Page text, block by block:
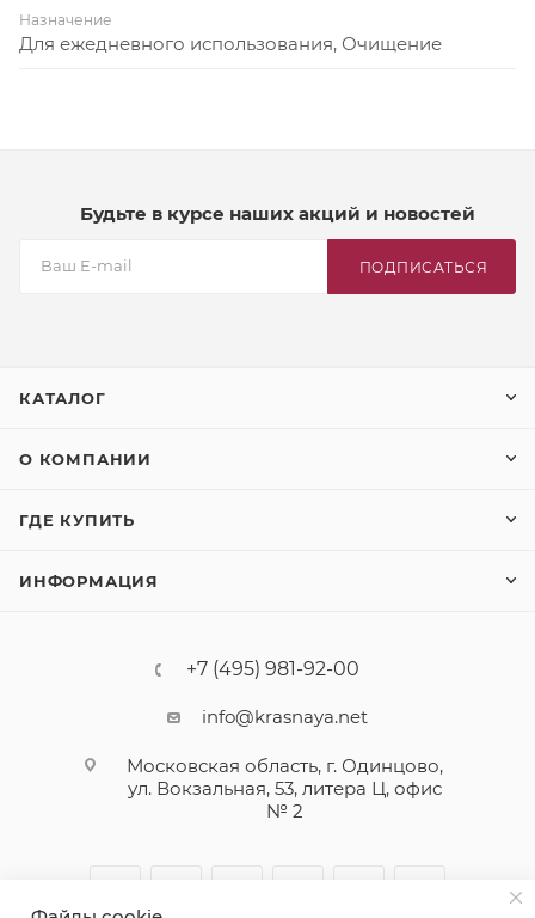
Назначение
Для ежедневного использования, Очищение
Будьте в курсе наших акций и новостей
ПОДПИСАТЬСЯ
КАТАЛОГ
О КОМПАНИИ
ГДЕ КУПИТЬ
ИНФОРМАЦИЯ
+7 (495) 981-92-00
info@krasnaya.net
Московская область, г. Одинцово,
ул. Вокзальная, 53, литера Ц, офис
№ 2